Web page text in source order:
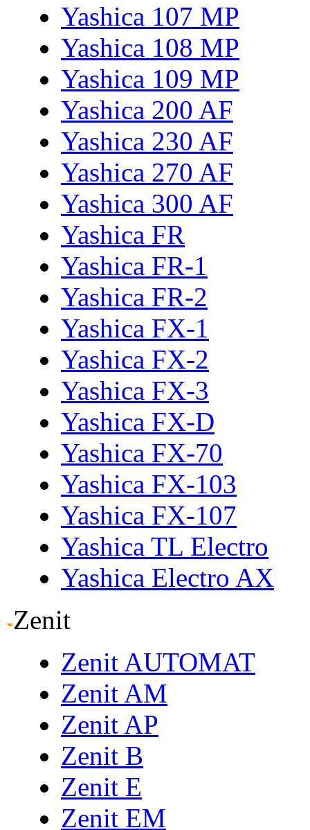
Yashica 107 MP
Yashica 108 MP
Yashica 109 MP
Yashica 200 AF
Yashica 230 AF
Yashica 270 AF
Yashica 300 AF
Yashica FR
Yashica FR-1
Yashica FR-2
Yashica FX-1
Yashica FX-2
Yashica FX-3
Yashica FX-D
Yashica FX-70
Yashica FX-103
Yashica FX-107
Yashica TL Electro
Yashica Electro AX
Zenit
Zenit AUTOMAT
Zenit AM
Zenit AP
Zenit B
Zenit E
Zenit EM